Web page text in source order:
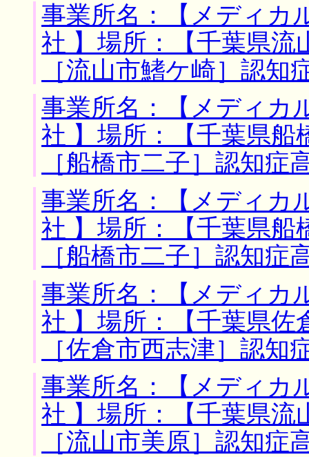
事業所名：【メディ
社 】場所：【千葉県流
［流山市鰭ケ崎］認
事業所名：【メディ
社 】場所：【千葉県船
［船橋市二子］認知
事業所名：【メディ
社 】場所：【千葉県船
［船橋市二子］認知
事業所名：【メディ
社 】場所：【千葉県佐
［佐倉市西志津］認
事業所名：【メディ
社 】場所：【千葉県流
［流山市美原］認知